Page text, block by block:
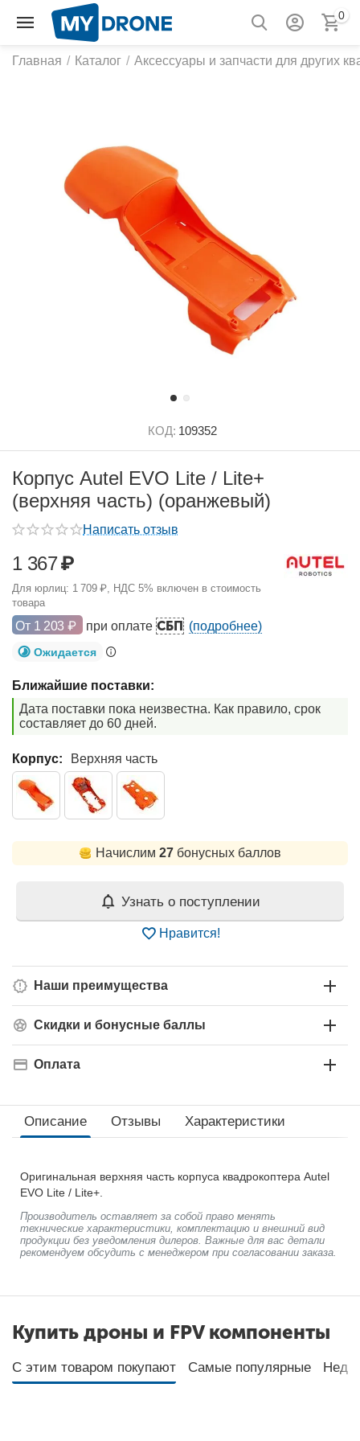
0
Главная / Каталог / Аксессуары и запчасти для других
КОД: 109352
Корпус Autel EVO Lite / Lite+
(верхняя часть) (оранжевый)
Написать отзыв
1 367₽
Для юрлиц: 1 709 ₽, НДС 5% включен в стоимость
товара
От 1 203 ₽ при оплате СБП (подробнее)
Ожидается
Ближайшие поставки:
Дата поставки пока неизвестна. Как правило, срок
составляет до 60 дней.
Корпус: Верхняя часть
Начислим 27бонусных баллов
Узнать о поступлении
Нравится!
Наши преимущества
Скидки и бонусные баллы
Оплата
Описание Отзывы Характеристики
Оригинальная верхняя часть корпуса квадрокоптера Autel
EVO Lite / Lite+.
Производитель оставляет за собой право менять
технические характеристики, комплектацию и внешний вид
продукции без уведомления дилеров. Важные для вас детали
рекомендуем обсудить с менеджером при согласовании заказа.
Купить дроны и FPV компоненты
С этим товаром покупают Самые популярные